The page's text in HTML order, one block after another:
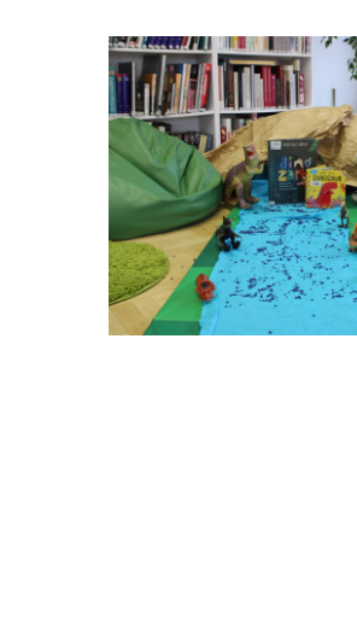
Konieczne
Te pliki cookie
opcjonalne. Są
one potrzebne
funkcjonowania
internetowej.